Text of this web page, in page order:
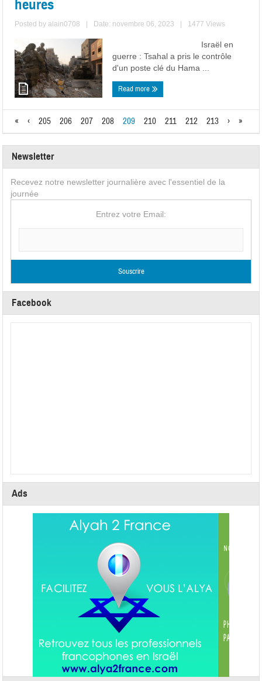
heures
Posted byalain0708 Date: novembre 06, 2023 1477 Views
Israël en
guerre : Tsahal a pris le contrôle
d'un poste clé du Hama ...
Read more
« ‹ 205 206 207 208 209 210 211 212 213 › »
Newsletter
Recevez notre newsletter journalière avec l'essentiel de la
journée
Entrez votre Email:
Facebook
Ads